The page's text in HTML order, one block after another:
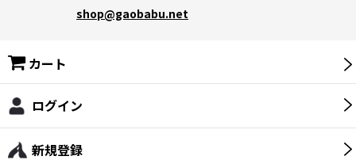
shop@gaobabu.net
新規登録
ログイン
カート